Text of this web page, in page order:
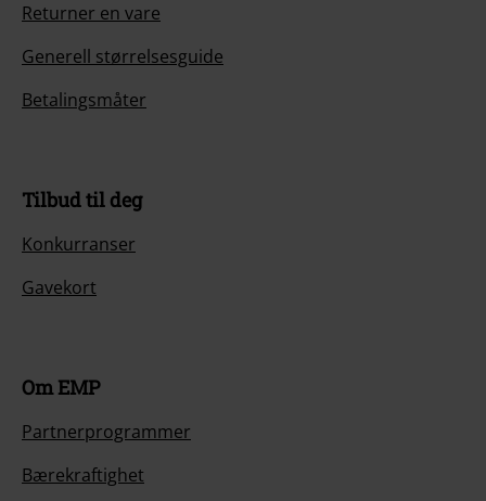
Returner en vare
Generell størrelsesguide
Betalingsmåter
Tilbud til deg
Konkurranser
Gavekort
Om EMP
Partnerprogrammer
Bærekraftighet